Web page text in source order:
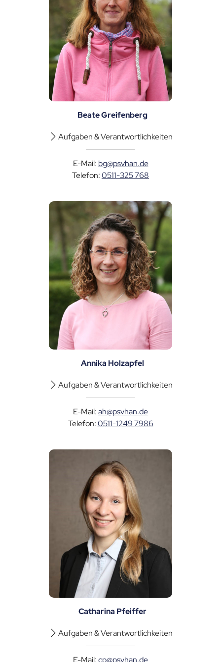
Beate Greifenberg
Aufgaben & Verantwortlichkeiten
E-Mail: bg@psvhan.de
Telefon:0511-325 768
Annika Holzapfel
Aufgaben & Verantwortlichkeiten
E-Mail:ah@psvhan.de
Telefon:0511-1249 7986
Catharina Pfeiffer
Aufgaben & Verantwortlichkeiten
E-Mail:cp@psvhan.de